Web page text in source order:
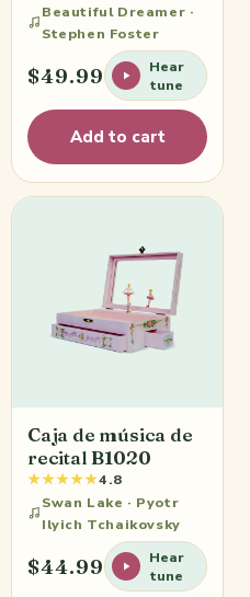
Beautiful Dreamer ·
Stephen Foster
$49.99
Hear
tune
Add to cart
Caja de música de
recital B1020
★★★★★4.8
Swan Lake · Pyotr
Ilyich Tchaikovsky
$44.99
Hear
tune